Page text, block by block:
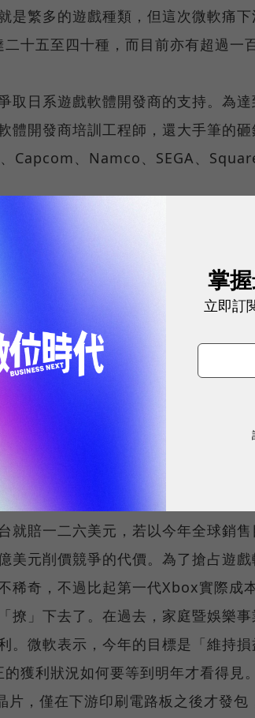
是繁多的遊戲種類，但這次微軟痛
十五至四十種，而目前亦有超過一
取日系遊戲軟體開發商的支持。為
體開發商培訓工程師，還大手筆的
Capcom、Namco、SEGA、
對待台灣軟體開發商的態度有天壤之
遊戲廠商培育研發人員，直接從總部
稱的廣井王子（遊戲製作公司Red
境的努力印象深刻。他直言，目前
成本與難度，只會讓支援廠商活不下
越來越成熟的遊戲水準上。
構iSuppli曾對其進行詳細的成本拆
360豪華版的成本為五二五美元
就賠一二六美元，若以今年全球銷
美元削價競爭的代價。為了搶占遊
稀奇，不過比起第一代Xbox實際成
撩」下去了。在過去，家庭暨娛樂
。微軟表示，今年的目標是「維持
獲利狀況如何要等到明年才看得見。
片，僅在下游印刷電路板之後才發
掌
立即訂